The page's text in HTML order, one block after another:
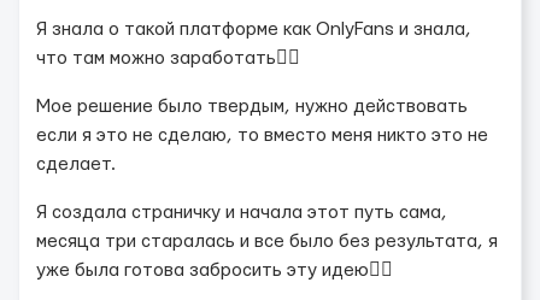
Я знала о такой платформе как OnlyFans и знала,
что там можно заработать💆‍♀️
Мое решение было твердым, нужно действовать
если я это не сделаю, то вместо меня никто это не
сделает.
Я создала страничку и начала этот путь сама,
месяца три старалась и все было без результата, я
уже была готова забросить эту идею😮‍💨